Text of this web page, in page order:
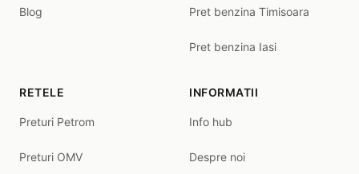
Blog Pret benzina Timisoara
Pret benzina Iasi
RETELE
Preturi Petrom
Preturi OMV
INFORMATII
Info hub
Despre noi